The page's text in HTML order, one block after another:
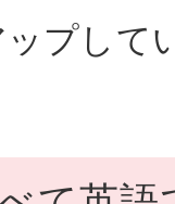
プして